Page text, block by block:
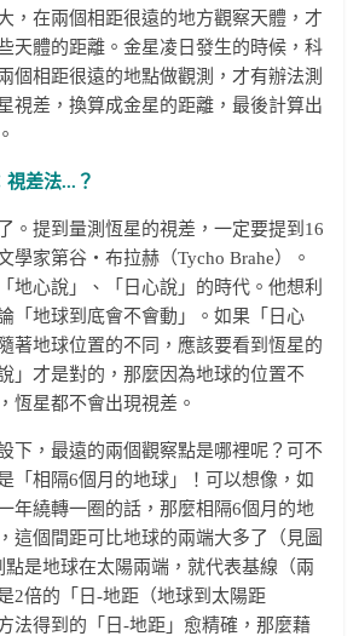
，在兩個相距很遠的地方觀察天體，才
天體的距離。金星凌日發生的時候，科
個相距很遠的地點做觀測，才有辦法測
視差，換算成金星的距離，最後計算出
差法...？
。提到量測恆星的視差，一定要提到16
學家第谷‧布拉赫（Tycho Brahe）。
地心說」、「日心說」的時代。他想利
「地球到底會不會動」。如果「日心
著地球位置的不同，應該要看到恆星的
」才是對的，那麼因為地球的位置不
恆星都不會出現視差。
下，最遠的兩個觀察點是哪裡呢？可不
「相隔6個月的地球」！可以想像，如
年繞轉一圈的話，那麼相隔6個月的地
這個間距可比地球的兩端大多了（見圖
點是地球在太陽兩端，就代表基線（兩
2倍的「日-地距（地球到太陽距
法得到的「日-地距」愈精確，那麼藉